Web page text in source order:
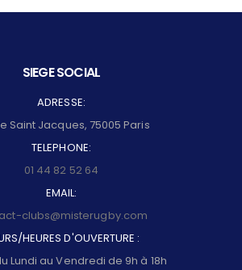
SIEGE SOCIAL
ADRESSE:
Saint Jacques, 75005 Paris
TELEPHONE:
01 44 82 52 64
EMAIL:
clubs@misterugby.com
HEURES D'OUVERTURE :
Lundi au Vendredi de 9h à 18h